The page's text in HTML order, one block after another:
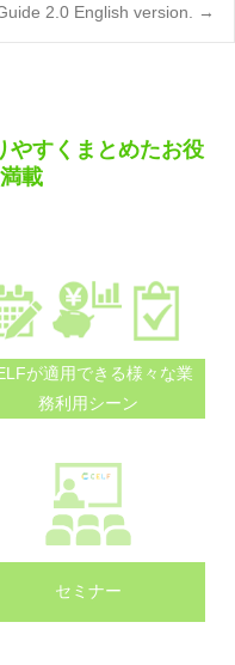
2.0 English version. →
やすくまとめたお役
載
が適用できる様々な業
務利用シーン
セミナー